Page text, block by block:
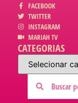
FACEBOOK
TWITTER
INSTAGRAM
MARIAH TV
CATEGORIAS